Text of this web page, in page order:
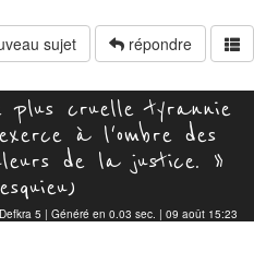
sujet répondre
cruelle tyrannie
à l'ombre des
de la justice. »
Defkra 5 | Généré en 0.03 sec. | 09 août 15:23